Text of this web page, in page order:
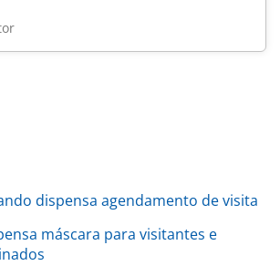
dispensa agendamento de visita
máscara para visitantes e